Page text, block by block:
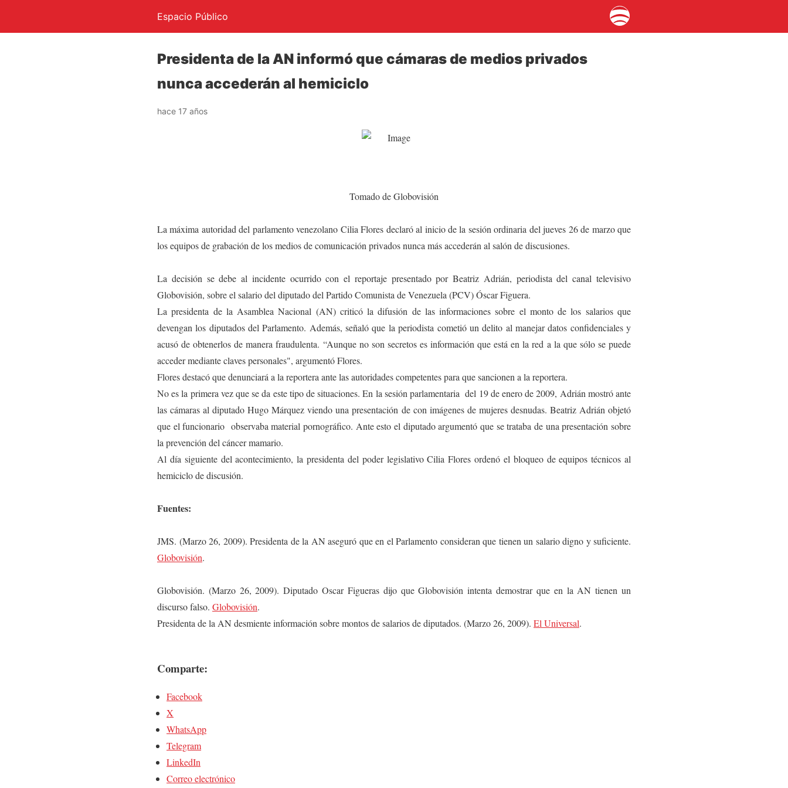
Espacio Público
Presidenta de la AN informó que cámaras de medios privados
nunca accederán al hemiciclo
hace 17 años
Tomado de Globovisión
La máxima autoridad del parlamento venezolano Cilia Flores declaró al inicio de la sesión ordinaria del jueves 26 de marzo que
los equipos de grabación de los medios de comunicación privados nunca más accederán al salón de discusiones.
La decisión se debe al incidente ocurrido con el reportaje presentado por Beatriz Adrián, periodista del canal televisivo
Globovisión, sobre el salario del diputado del Partido Comunista de Venezuela (PCV) Óscar Figuera.
La presidenta de la Asamblea Nacional (AN) criticó la difusión de las informaciones sobre el monto de los salarios que
devengan los diputados del Parlamento. Además, señaló que la periodista cometió un delito al manejar datos confidenciales y
acusó de obtenerlos de manera fraudulenta. “Aunque no son secretos es información que está en la red a la que sólo se puede
acceder mediante claves personales", argumentó Flores.
Flores destacó que denunciará a la reportera ante las autoridades competentes para que sancionen a la reportera.
No es la primera vez que se da este tipo de situaciones. En la sesión parlamentaria del 19 de enero de 2009, Adrián mostró ante
las cámaras al diputado Hugo Márquez viendo una presentación de con imágenes de mujeres desnudas. Beatriz Adrián objetó
que el funcionario observaba material pornográfico. Ante esto el diputado argumentó que se trataba de una presentación sobre
la prevención del cáncer mamario.
Al día siguiente del acontecimiento, la presidenta del poder legislativo Cilia Flores ordenó el bloqueo de equipos técnicos al
hemiciclo de discusión.
Fuentes:
JMS. (Marzo 26, 2009). Presidenta de la AN aseguró que en el Parlamento consideran que tienen un salario digno y suficiente.
Globovisión.
Globovisión. (Marzo 26, 2009). Diputado Oscar Figueras dijo que Globovisión intenta demostrar que en la AN tienen un
discurso falso. Globovisión.
Presidenta de la AN desmiente información sobre montos de salarios de diputados. (Marzo 26, 2009). El Universal.
Comparte:
Facebook
X
WhatsApp
Telegram
LinkedIn
Correo electrónico